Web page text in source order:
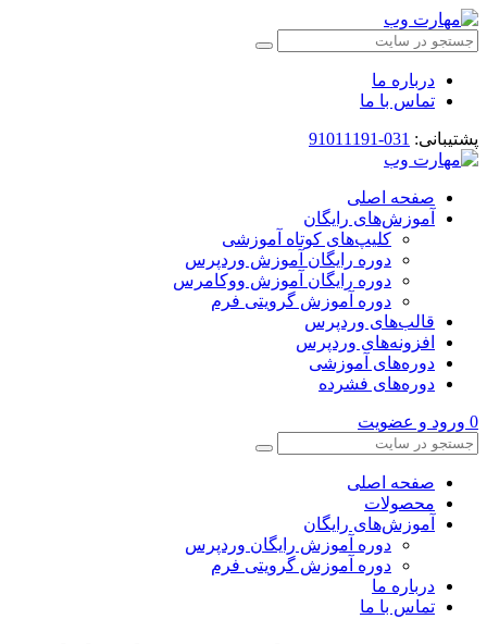
درباره ما
تماس با ما
پشتیبانی: 031-91011191
صفحه اصلی
آموزش‌های رایگان
کلیپ‌های کوتاه آموزشی
دوره رایگان آموزش وردپرس
دوره رایگان آموزش ووکامرس
دوره آموزش گرویتی فرم
قالب‌های وردپرس
افزونه‌های وردپرس
دوره‌های آموزشی
دوره‌های فشرده
0 ورود و عضویت
صفحه اصلی
محصولات
آموزش‌های رایگان
دوره آموزش رایگان وردپرس
دوره آموزش گرویتی فرم
درباره ما
تماس با ما